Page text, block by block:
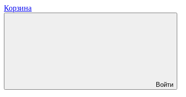
Корзина
Войти